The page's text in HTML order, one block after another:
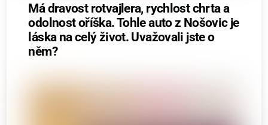
Má dravost rotvajlera, rychlost chrta a
odolnost oříška. Tohle auto z Nošovic je
láska na celý život. Uvažovali jste o
něm?